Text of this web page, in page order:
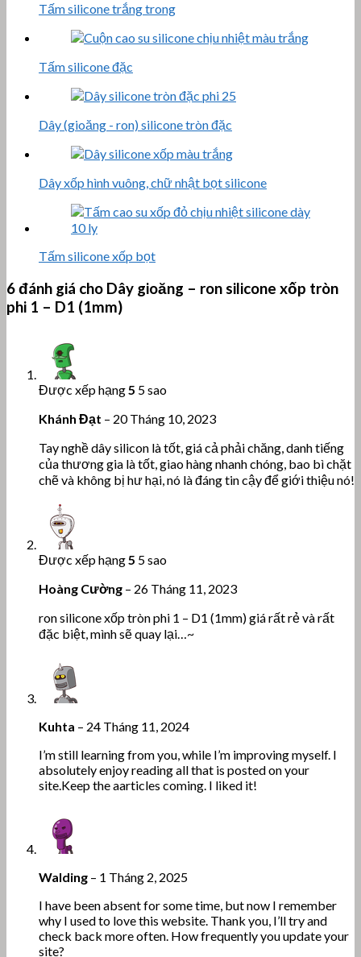
Tấm silicone trắng trong
Tấm silicone đặc
Dây (gioăng - ron) silicone tròn đặc
Dây xốp hình vuông, chữ nhật bọt silicone
Tấm silicone xốp bọt
6 đánh giá cho Dây gioăng – ron silicone xốp tròn
phi 1 – D1 (1mm)
Được xếp hạng 5 5 sao
Khánh Đạt – 20 Tháng 10, 2023
Tay nghề dây silicon là tốt, giá cả phải chăng, danh tiếng
của thương gia là tốt, giao hàng nhanh chóng, bao bì chặt
chẽ và không bị hư hại, nó là đáng tin cậy để giới thiệu nó!
Được xếp hạng 5 5 sao
Hoàng Cường – 26 Tháng 11, 2023
ron silicone xốp tròn phi 1 – D1 (1mm) giá rất rẻ và rất
đặc biệt, mình sẽ quay lại…~
Kuhta – 24 Tháng 11, 2024
I’m still learning from you, while I’m improving myself. I
absolutely enjoy reading all that is posted on your
site.Keep the aarticles coming. I liked it!
Walding – 1 Tháng 2, 2025
I have been absent for some time, but now I remember
why I used to love this website. Thank you, I’ll try and
check back more often. How frequently you update your
site?